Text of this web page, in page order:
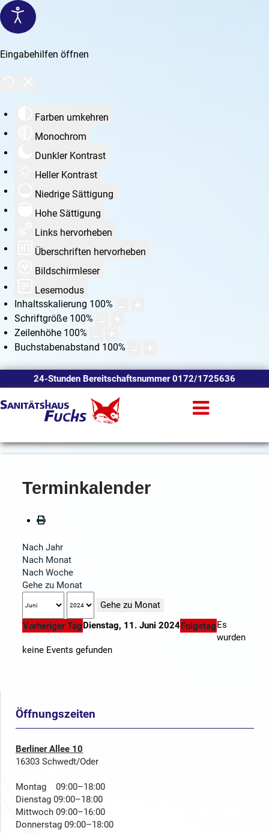
Eingabehilfen öffnen
Farben umkehren
Monochrom
Dunkler Kontrast
Heller Kontrast
Niedrige Sättigung
Hohe Sättigung
Links hervorheben
Überschriften hervorheben
Bildschirmleser
Lesemodus
Inhaltsskalierung 100%
Schriftgröße 100%
Zeilenhöhe 100%
Buchstabenabstand 100%
24-Stunden Bereitschaftsnummer 0172/1725636
Terminkalender
Nach Jahr
Nach Monat
Nach Woche
Gehe zu Monat
Gehe zu Monat
Vorheriger Tag Dienstag, 11. Juni 2024 Folgetag Es
wurden
keine Events gefunden
Öffnungszeiten
Berliner Allee 10
16303 Schwedt/Oder
Montag 09:00–18:00
Dienstag 09:00–18:00
Mittwoch 09:00–16:00
Donnerstag 09:00–18:00